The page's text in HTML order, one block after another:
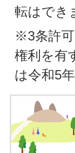
転はでき
※3条許
権利を有
は令和5